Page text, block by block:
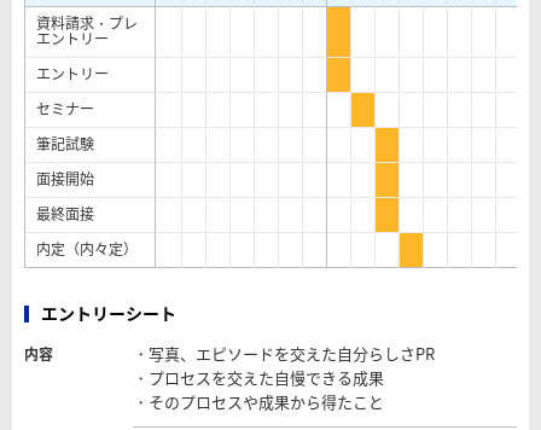
資料請求・プレ
エントリー
エントリー
セミナー
筆記試験
面接開始
最終面接
内定（内々定）
エントリーシート
内容
・写真、エピソードを交えた自分らしさPR
・プロセスを交えた自慢できる成果
・そのプロセスや成果から得たこと